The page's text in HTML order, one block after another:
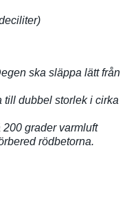
ska släppa lätt från
till dubbel storlek i cirka
grader varmluft
rödbetorna.